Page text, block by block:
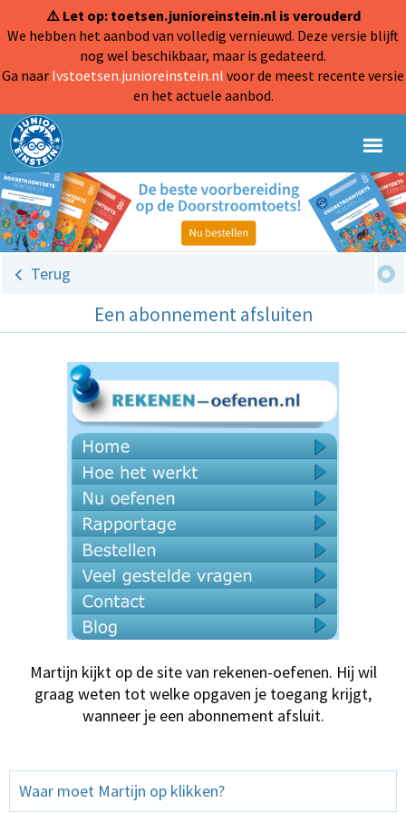
⚠️ Let op: toetsen.junioreinstein.nl is verouderd
We hebben het aanbod van volledig vernieuwd. Deze versie blijft
nog wel beschikbaar, maar is gedateerd.
Ga naar lvstoetsen.junioreinstein.nl voor de meest recente versie
en het actuele aanbod.
Terug
Een abonnement afsluiten
Martijn kijkt op de site van rekenen-oefenen. Hij wil
graag weten tot welke opgaven je toegang krijgt,
wanneer je een abonnement afsluit.
Waar moet Martijn op klikken?